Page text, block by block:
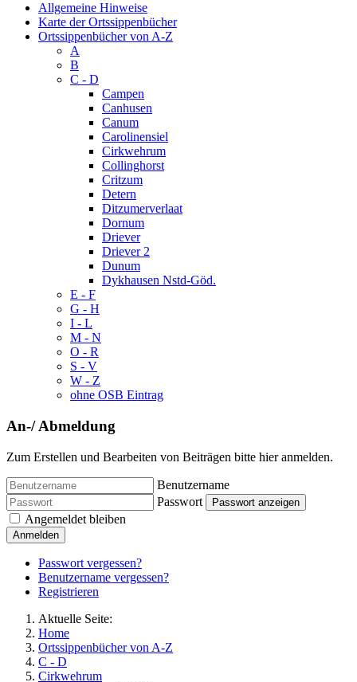
Allgemeine Hinweise
Karte der Ortssippenbücher
Ortssippenbücher von A-Z
A
B
C - D
Campen
Canhusen
Canum
Carolinensiel
Cirkwehrum
Collinghorst
Critzum
Detern
Ditzumerverlaat
Dornum
Driever
Driever 2
Dunum
Dykhausen Nstd-Göd.
E - F
G - H
I - L
M - N
O - R
S - V
W - Z
ohne OSB Eintrag
An-/ Abmeldung
Zum Erstellen und Bearbeiten von Beiträgen bitte hier anmelden.
Benutzername
Passwort
Passwort anzeigen
Angemeldet bleiben
Anmelden
Passwort vergessen?
Benutzername vergessen?
Registrieren
Aktuelle Seite:
Home
Ortssippenbücher von A-Z
C - D
Cirkwehrum